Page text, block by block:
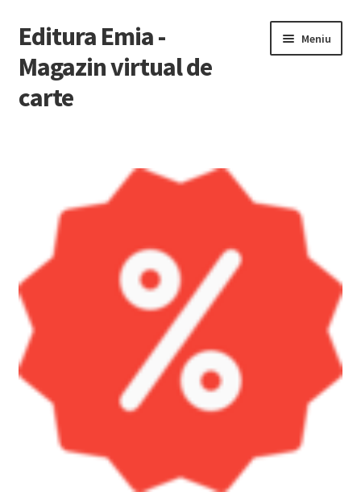
Sari
la
navigare
Sari
la
conținut
Editura Emia -
Magazin virtual de
carte
Meniu
Contul Meu
Finalizare Comandă
Newsletter
Urmărește-ți comanda